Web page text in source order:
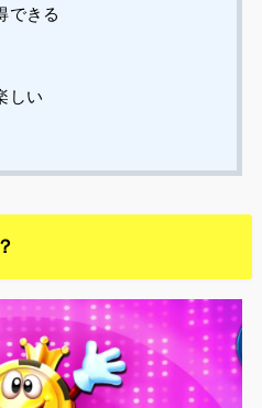
できる
しい